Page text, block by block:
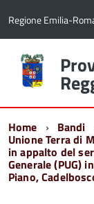
Regione Emilia-
Torna
alla
home
Home Bandi
Unione Terra di
in appalto del
Generale (PUG)
Piano,